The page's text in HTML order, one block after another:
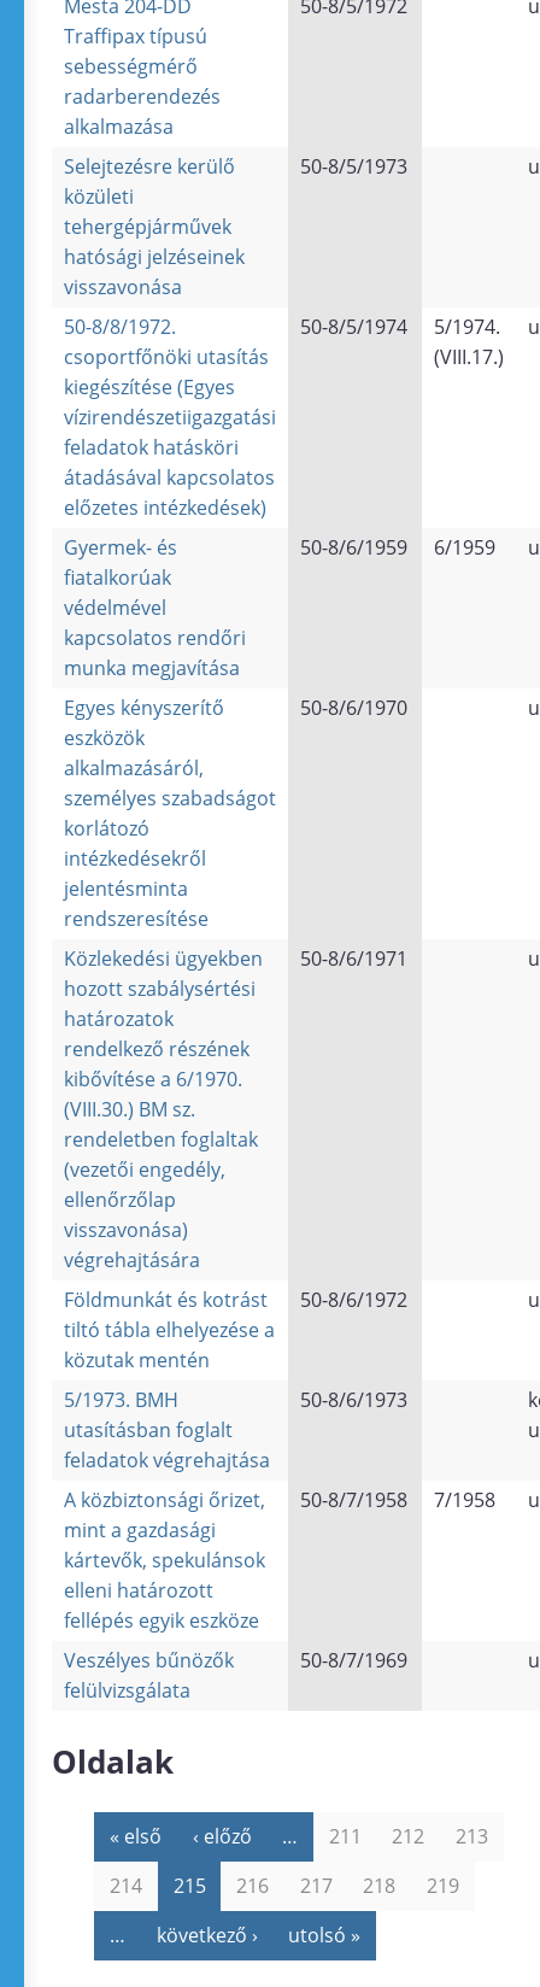
Mesta 204-DD
Traffipax típusú
sebességmérő
radarberendezés
alkalmazása
50-8/5/1972
Selejtezésre kerülő
közületi
tehergépjárművek
hatósági jelzéseinek
visszavonása
50-8/5/1973
50-8/8/1972.
csoportfőnöki utasítás
kiegészítése (Egyes
vízirendészetiigazgatási
feladatok hatásköri
átadásával kapcsolatos
előzetes intézkedések)
50-8/5/1974
5/1974.
(VIII.17.)
Gyermek- és
fiatalkorúak
védelmével
kapcsolatos rendőri
munka megjavítása
50-8/6/1959 6/1959
Egyes kényszerítő
eszközök
alkalmazásáról,
személyes szabadságot
korlátozó
intézkedésekről
jelentésminta
rendszeresítése
50-8/6/1970
Közlekedési ügyekben
hozott szabálysértési
határozatok
rendelkező részének
kibővítése a 6/1970.
(VIII.30.) BM sz.
rendeletben foglaltak
(vezetői engedély,
ellenőrzőlap
visszavonása)
végrehajtására
50-8/6/1971
Földmunkát és kotrást
tiltó tábla elhelyezése a
közutak mentén
50-8/6/1972
5/1973. BMH
utasításban foglalt
feladatok végrehajtása
50-8/6/1973
A közbiztonsági őrizet,
mint a gazdasági
kártevők, spekulánsok
elleni határozott
fellépés egyik eszköze
50-8/7/1958 7/1958
Veszélyes bűnözők
felülvizsgálata
50-8/7/1969
Oldalak
« első ‹ előző … 211 212
213
214
215 216 217 218
219
…
következő › utolsó »